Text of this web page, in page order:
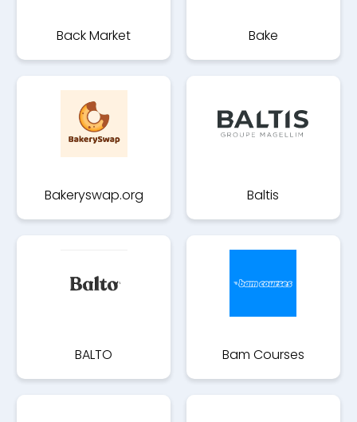
Back Market Bake
Bakeryswap.org Baltis
BALTO Bam Courses